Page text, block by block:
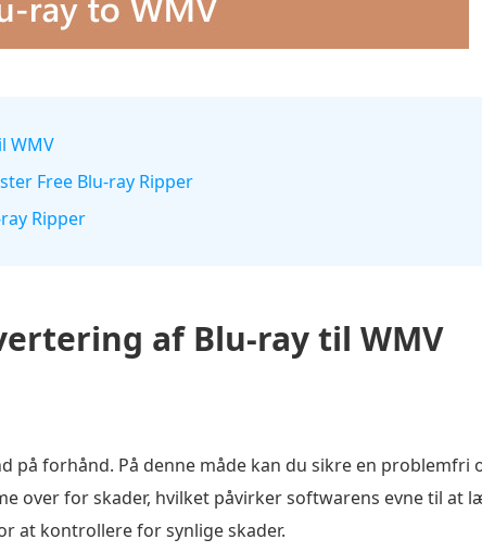
WMV
Free Blu-ray Ripper
Ripper
af Blu-ray til WMV
på forhånd. På denne måde kan du sikre en problemfri
over for skader, hvilket påvirker softwarens evne til at
at kontrollere for synlige skader.